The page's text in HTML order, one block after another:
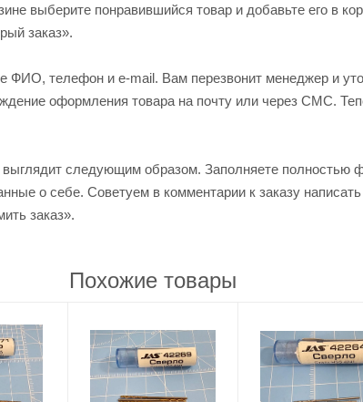
выберите понравившийся товар и добавьте его в
заказ».
ФИО, телефон и e-mail. Вам перезвонит менеджер и
оформления товара на почту или через СМС.
следующим образом. Заполняете полностью
о себе. Советуем в комментарии к заказу
заказ».
Похожие товары